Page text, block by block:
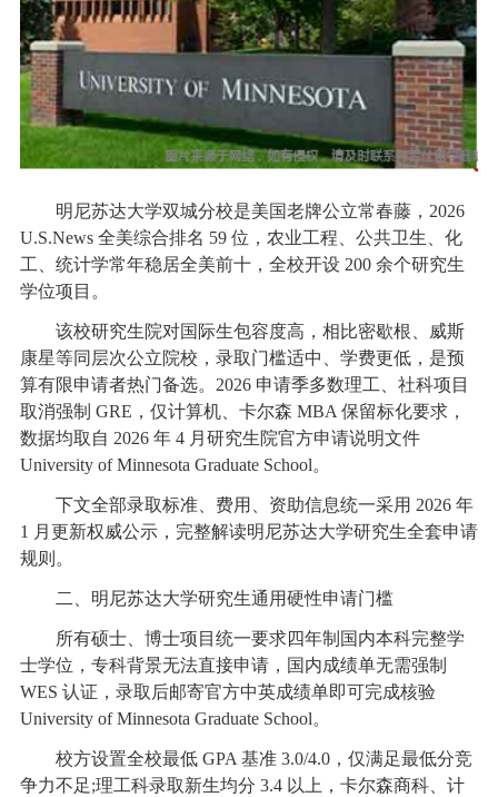
明尼苏达大学双城分校是美国老牌公立常春藤，2026
U.S.News 全美综合排名 59 位，农业工程、公共卫生、化
工、统计学常年稳居全美前十，全校开设 200 余个研究生
学位项目。
该校研究生院对国际生包容度高，相比密歇根、威斯
康星等同层次公立院校，录取门槛适中、学费更低，是预
算有限申请者热门备选。2026 申请季多数理工、社科项目
取消强制 GRE，仅计算机、卡尔森 MBA 保留标化要求，
数据均取自 2026 年 4 月研究生院官方申请说明文件
University of Minnesota Graduate School。
下文全部录取标准、费用、资助信息统一采用 2026 年
1 月更新权威公示，完整解读明尼苏达大学研究生全套申请
规则。
二、明尼苏达大学研究生通用硬性申请门槛
所有硕士、博士项目统一要求四年制国内本科完整学
士学位，专科背景无法直接申请，国内成绩单无需强制
WES 认证，录取后邮寄官方中英成绩单即可完成核验
University of Minnesota Graduate School。
校方设置全校最低 GPA 基准 3.0/4.0，仅满足最低分竞
争力不足;理工科录取新生均分 3.4 以上，卡尔森商科、计